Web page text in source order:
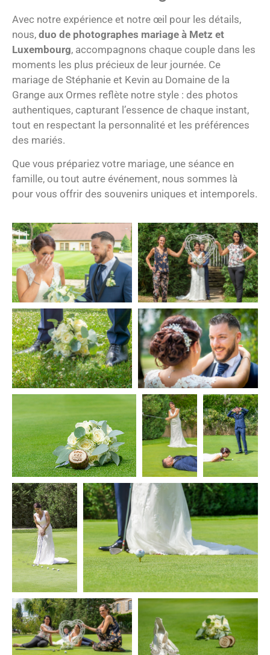
Avec notre expérience et notre œil pour les détails,
nous, duo de photographes mariage à Metz et
Luxembourg, accompagnons chaque couple dans les
moments les plus précieux de leur journée. Ce
mariage de Stéphanie et Kevin au Domaine de la
Grange aux Ormes reflète notre style : des photos
authentiques, capturant l’essence de chaque instant,
tout en respectant la personnalité et les préférences
des mariés.
Que vous prépariez votre mariage, une séance en
famille, ou tout autre événement, nous sommes là
pour vous offrir des souvenirs uniques et intemporels.